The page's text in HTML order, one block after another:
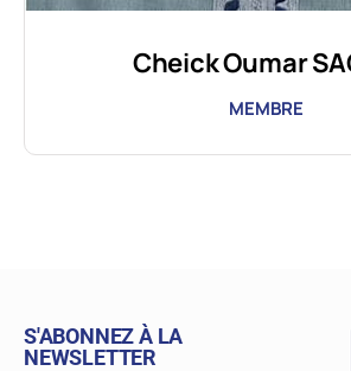
Cheick Oumar
MEMBRE
S'ABONNEZ À LA
NEWSLETTER